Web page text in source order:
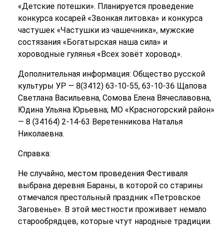
«Детские потешки». Планируется проведение
конкурса косарей «Звонкая литовка» и конкурса
частушек «Частушки из чашечника», мужские
состязания «Богатырская наша сила» и
хороводные гулянья «Всех зовёт хоровод».
Дополнительная информация: Общество русской
культуры УР — 8(3412) 63-10-55, 63-10-36 Щапова
Светлана Васильевна, Сомова Елена Вячеславовна,
Юдина Ульяна Юрьевна; МО «Красногорский район»
— 8 (34164) 2-14-63 Веретенникова Наталья
Николаевна.
Справка:
Не случайно, местом проведения Фестиваля
выбрана деревня Бараны, в которой со старины
отмечался престольный праздник «Петровское
Заговенье». В этой местности проживает немало
старообрядцев, которые чтут народные традиции.